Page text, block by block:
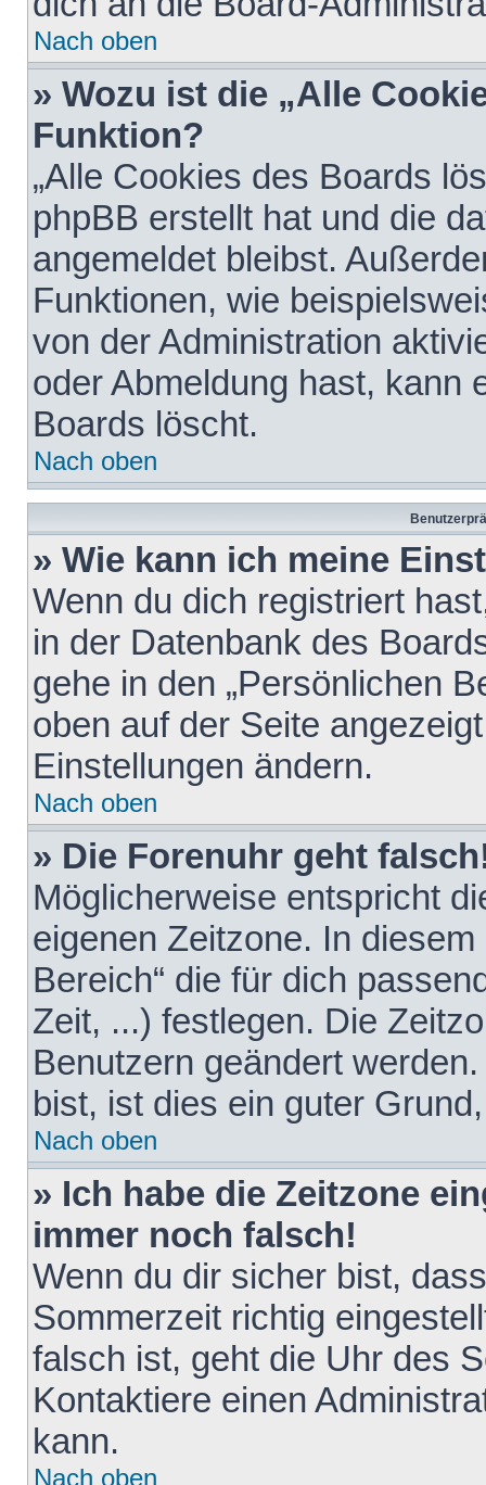
Nach oben
» Wozu ist die „Alle
Funktion?
„Alle Cookies des Boards
phpBB erstellt hat und die
angemeldet bleibst.
Funktionen, wie
von der Administration
oder Abmeldung hast, kann
Boards löscht.
Nach oben
» Wie kann ich meine
Wenn du dich registriert
in der Datenbank des
gehe in den „Persönlichen
oben auf der Seite
Einstellungen ändern.
Nach oben
» Die Forenuhr geht
Möglicherweise entspricht
eigenen Zeitzone. In
Bereich“ die für dich
Zeit, ...) festlegen. Die
Benutzern geändert
bist, ist dies ein guter
Nach oben
» Ich habe die Zeitzone
immer noch falsch!
Wenn du dir sicher bist,
Sommerzeit richtig
falsch ist, geht die Uhr des
Kontaktiere einen
kann.
Nach oben